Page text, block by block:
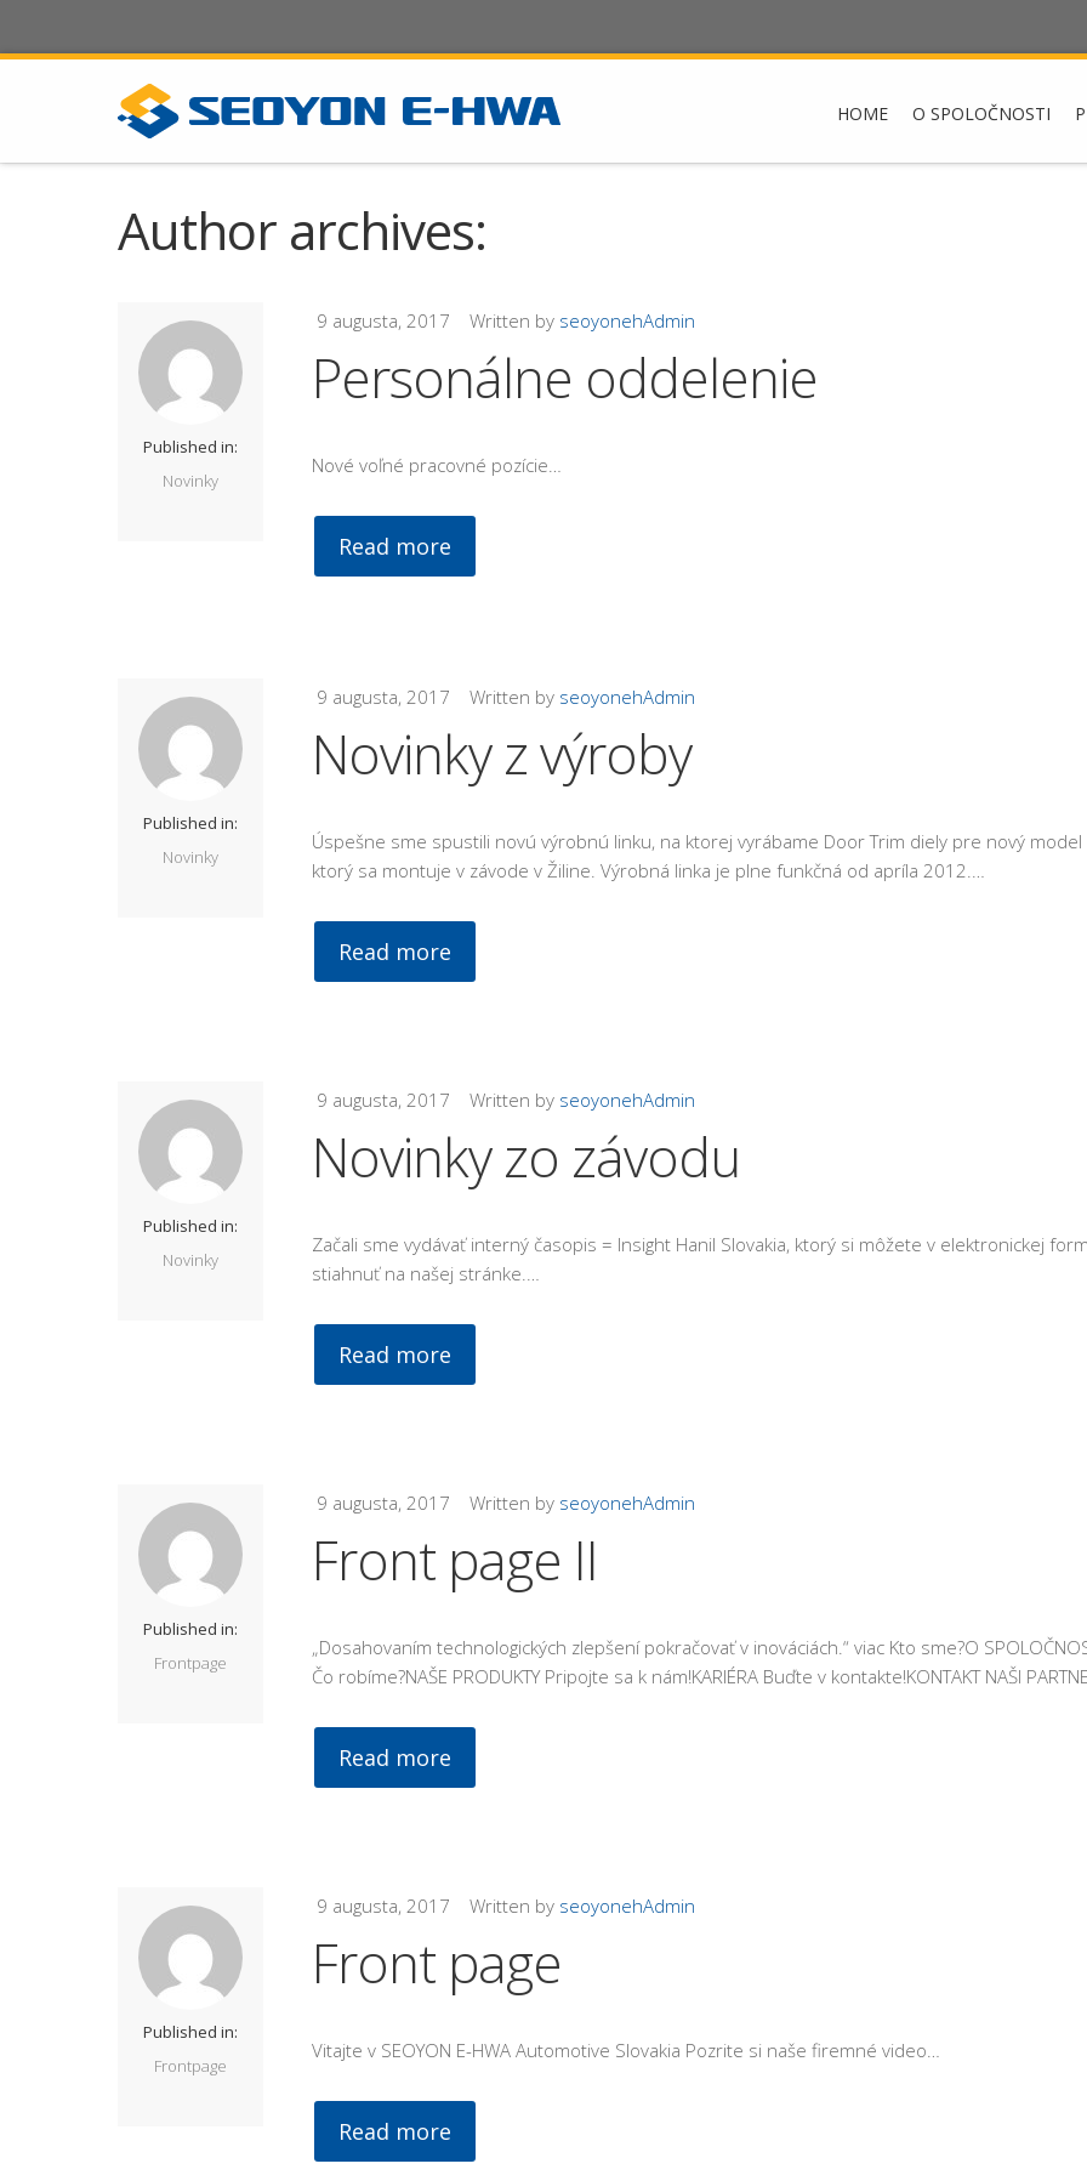
HOME O SPOLOČNOSTI
Author archives:
9 augusta, 2017 Written by seoyonehAdmin
Personálne oddelenie
Nové voľné pracovné pozície…
Read more
Published in:
Novinky
9 augusta, 2017 Written by seoyonehAdmin
Novinky z výroby
Úspešne sme spustili novú výrobnú linku, na ktorej vyrábame Door Trim diely pre nový model
ktorý sa montuje v závode v Žiline. Výrobná linka je plne funkčná od apríla 2012.…
Read more
Published in:
Novinky
9 augusta, 2017 Written by seoyonehAdmin
Novinky zo závodu
Začali sme vydávať interný časopis = Insight Hanil Slovakia, ktorý si môžete v elektronickej
stiahnuť na našej stránke.…
Read more
Published in:
Novinky
9 augusta, 2017 Written by seoyonehAdmin
Front page II
„Dosahovaním technologických zlepšení pokračovať v inováciách.“ viac Kto sme?O
Čo robíme?NAŠE PRODUKTY Pripojte sa k nám!KARIÉRA Buďte v kontakte!KONTAKT NAŠI
Read more
Published in:
Frontpage
9 augusta, 2017 Written by seoyonehAdmin
Front page
Vitajte v SEOYON E-HWA Automotive Slovakia Pozrite si naše firemné video…
Read more
Published in:
Frontpage